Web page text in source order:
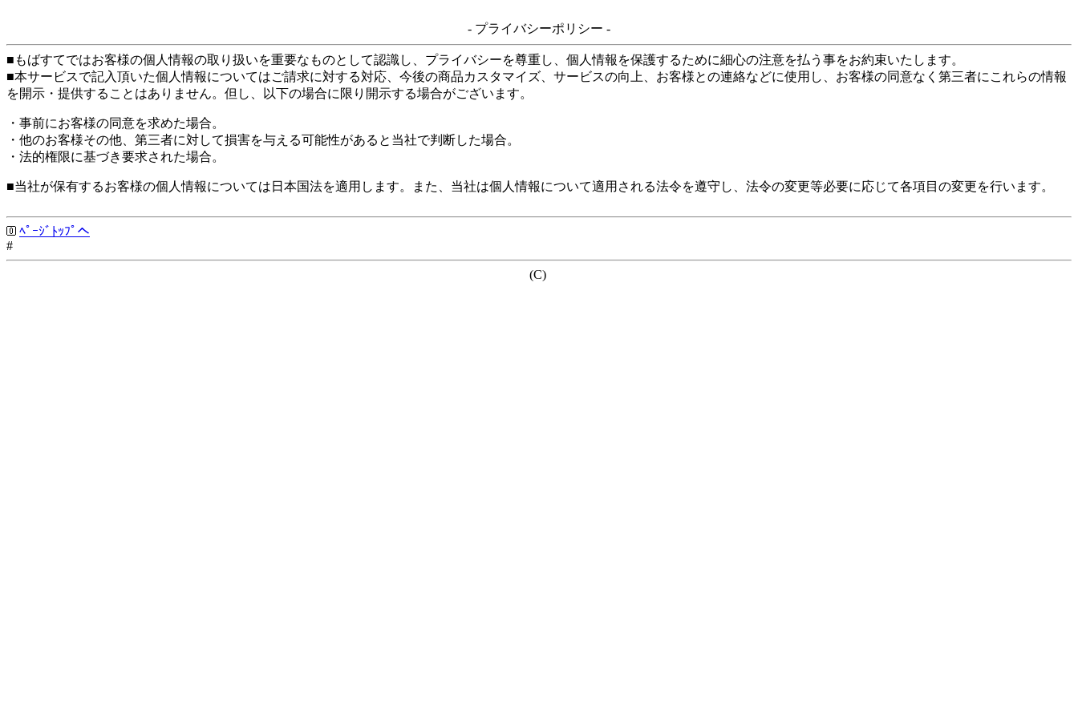
- プライバシーポリシー -
■もばすてではお客様の個人情報の取り扱いを重要なものとして認識し、プライバシーを尊重し、個人情報を保護するために細心の注意を払う事をお約束いたします。
■本サービスで記入頂いた個人情報についてはご請求に対する対応、今後の商品カスタマイズ、サービスの向上、お客様との連絡などに使用し、お客様の同意なく第三者にこれらの情報
を開示・提供することはありません。但し、以下の場合に限り開示する場合がございます。
・事前にお客様の同意を求めた場合。
・他のお客様その他、第三者に対して損害を与える可能性があると当社で判断した場合。
・法的権限に基づき要求された場合。
■当社が保有するお客様の個人情報については日本国法を適用します。また、当社は個人情報について適用される法令を遵守し、法令の変更等必要に応じて各項目の変更を行います。
ﾍﾟｰｼﾞﾄｯﾌﾟへ
#
(C)